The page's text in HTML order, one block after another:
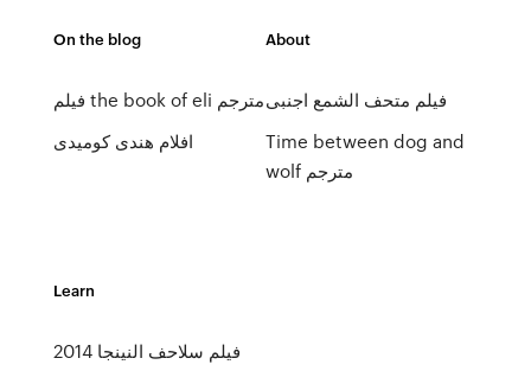
On the blog
فيلم the book of eli مترجم
افلام هندى كوميدى
About
فيلم متحف الشمع اجنبى
Time between dog and
wolf مترجم
Learn
فيلم سلاحف النينجا 2014